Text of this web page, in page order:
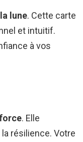
la lune. Cette carte
et intuitif.
à vos
. Elle
résilience. Votre